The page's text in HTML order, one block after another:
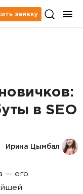
заявку
в SEO
Ирина Цымбал
— его